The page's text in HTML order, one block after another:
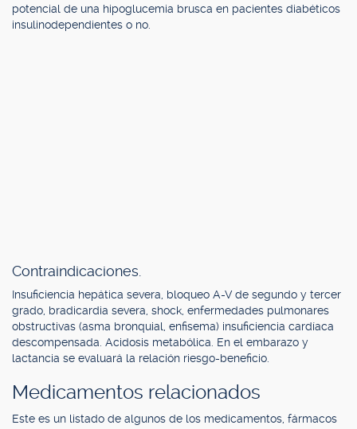
potencial de una hipoglucemia brusca en pacientes diabéticos
insulinodependientes o no.
Contraindicaciones.
Insuficiencia hepática severa, bloqueo A-V de segundo y tercer
grado, bradicardia severa, shock, enfermedades pulmonares
obstructivas (asma bronquial, enfisema) insuficiencia cardíaca
descompensada. Acidosis metabólica. En el embarazo y
lactancia se evaluará la relación riesgo-beneficio.
Medicamentos relacionados
Este es un listado de algunos de los medicamentos, fármacos